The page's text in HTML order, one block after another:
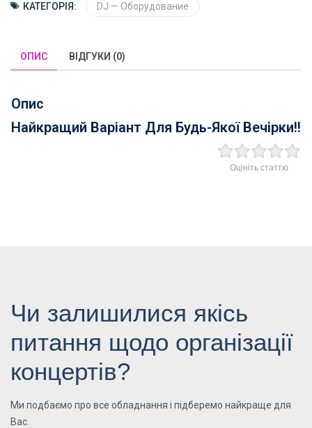
КАТЕГОРІЯ: DJ — Оборудование
ОПИС ВІДГУКИ (0)
Опис
Найкращий Варіант Для Будь-Якої Вечірки!!
Оцініть статтю
Чи залишилися якісь
питання щодо організації
концертів?
Ми подбаємо про все обладнання і підберемо найкраще для
Вас.